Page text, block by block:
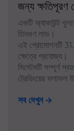
জন্য ক্ষতিপূরণ
একটি অ্যাকাউন্ট
তিনগুণ লাভ।
এই প্রোমোশনটি
ক্ষেত্রে প্রযোজ্য।
সিস্টেমটি সম্পূর্ণ
ট্রেডিংয়ের
সব দেখুন